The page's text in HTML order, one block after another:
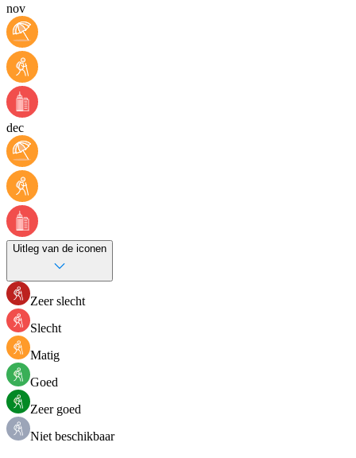
nov
dec
Uitleg van de iconen
Zeer slecht
Slecht
Matig
Goed
Zeer goed
Niet beschikbaar